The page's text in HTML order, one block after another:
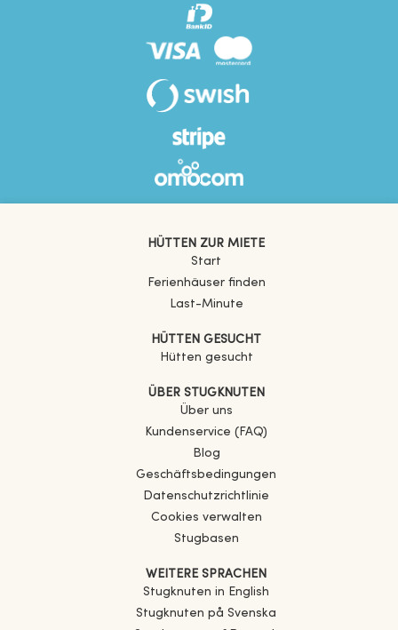
HÜTTEN ZUR MIETE
Start
Ferienhäuser finden
Last-Minute
HÜTTEN GESUCHT
Hütten gesucht
ÜBER STUGKNUTEN
Über uns
Kundenservice (FAQ)
Blog
Geschäftsbedingungen
Datenschutzrichtlinie
Cookies verwalten
Stugbasen
WEITERE SPRACHEN
Stugknuten in English
Stugknuten på Svenska